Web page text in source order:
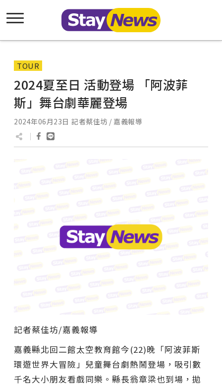
TOUR
2024夏至日 活動登場 「阿波菲
斯」舞台劇華麗登場
2024年06月23日 記者蔡佳坊 / 嘉義報導
記者蔡佳坊/嘉義報導
嘉義縣北回二館太空教育館今(22)晚「阿波菲斯
環遊世界大冒險」兒童舞台劇熱鬧登場，吸引數
千名大小朋友看戲同樂。縣長翁章梁也到場，拋